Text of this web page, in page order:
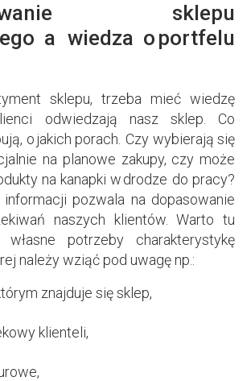
sklepu
a wiedza o portfelu
sklepu, trzeba mieć wiedzę
odwiedzają nasz sklep. Co
o jakich porach. Czy wybierają się
na planowe zakupy, czy może
na kanapki w drodze do pracy?
pozwala na dopasowanie
naszych klientów. Warto tu
potrzeby charakterystykę
należy wziąć pod uwagę np.:
znajduje się sklep,
klienteli,